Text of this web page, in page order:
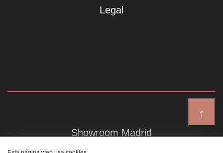
↑
Legal
Showroom Madrid
Plaza de Canalejas 6, 4 izq